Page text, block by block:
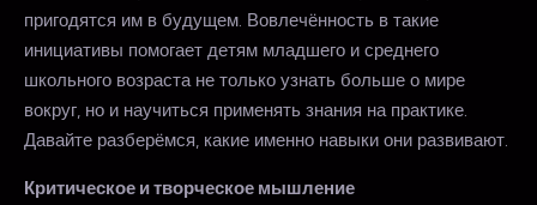
пригодятся им в будущем. Вовлечённость в такие
инициативы помогает детям младшего и среднего
школьного возраста не только узнать больше о мире
вокруг, но и научиться применять знания на практике.
Давайте разберёмся, какие именно навыки они развивают.
Критическое и творческое мышление